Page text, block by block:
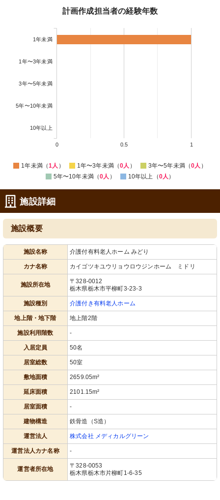
計画作成担当者の経験年数
1年未満
1年〜3年未満
3年〜5年未満
5年〜10年未満
10年以上
0 0.5 1
1年未満（1人 ） 1年〜3年未満（0人 ） 3年〜5年未満（0人 ）
5年〜10年未満（0人 ） 10年以上（0人 ）
施設詳細
施設概要
施設名称 介護付有料老人ホーム みどり
カナ名称 カイゴツキユウリョウロウジンホーム ミドリ
施設所在地
〒328-0012
栃木県栃木市平柳町3-23-3
施設種別 介護付き有料老人ホーム
地上階・地下階 地上階2階
施設利用階数 -
入居定員 50名
居室総数 50室
敷地面積 2659.05m²
延床面積 2101.15m²
居室面積 -
建物構造 鉄骨造（S造）
運営法人 株式会社 メディカルグリーン
運営法人カナ名称 -
運営者所在地
〒328-0053
栃木県栃木市片柳町1-6-35